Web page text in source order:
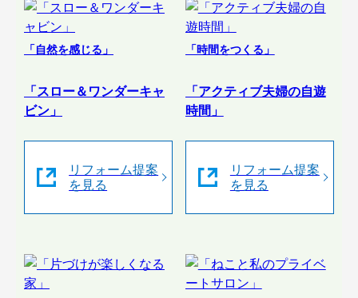
「自然を感じる」
「スロー＆ワンダーキャ
ビン」
リフォーム提案
を見る
「時間をつくる」
「アクティブ夫婦の自遊
時間」
リフォーム提案
を見る